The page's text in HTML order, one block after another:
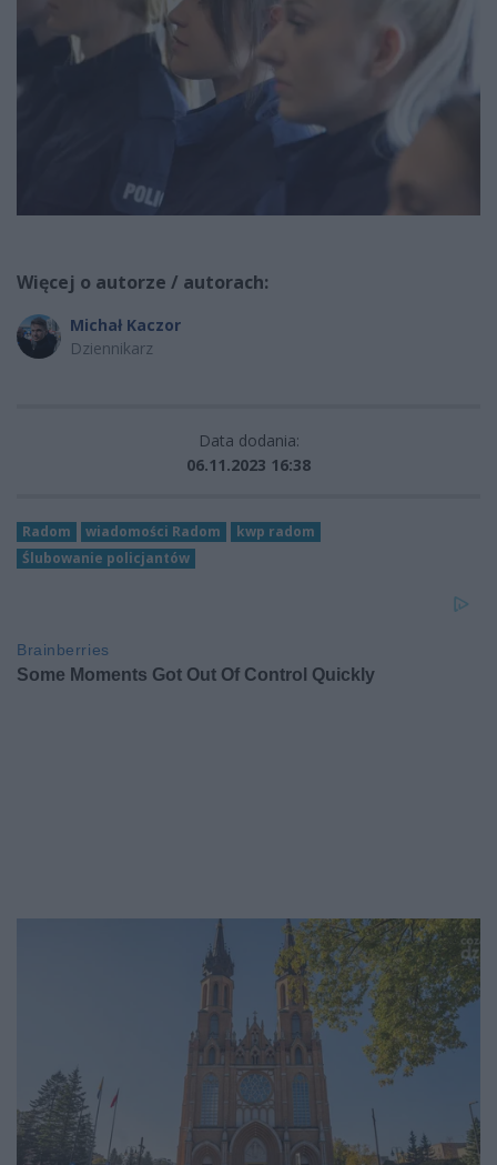
Więcej o autorze / autorach:
Michał Kaczor
Dziennikarz
Data dodania:
06.11.2023 16:38
Radom wiadomości Radom
kwp radom
Ślubowanie policjantów